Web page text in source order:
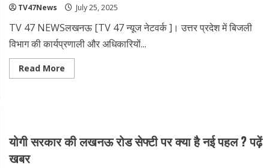
कार्य
2025
TV47News July 25, 2025
TV 47 NEWSलखनऊ [TV 47 न्‍यूज नेटवर्क ]। उत्तर प्रदेश में बिजली
विभाग की कार्यप्रणाली और अधिकारियों...
Read MoreRead
more
एके
शर्मा
योगी सरकार की लखनऊ रोड सेफ्टी पर क्‍या है नई पहल ? पढ़ें
खबर